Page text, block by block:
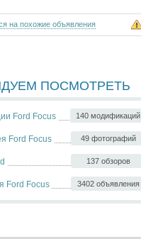
на похожие объявления
ПОСМОТРЕТЬ
140 модификаций
Ford Focus
49 фотографий
Ford Focus
137 обзоров
3402 объявления
Ford Focus